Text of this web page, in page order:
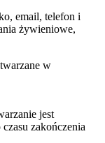
email, telefon i
żywieniowe,
w
jest
zakończenia